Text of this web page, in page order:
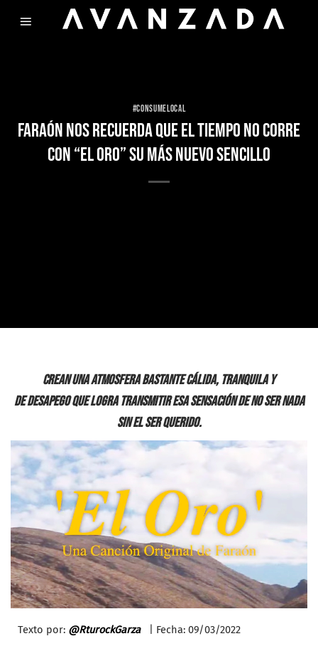
#CONSUMELOCAL
FARAÓN NOS RECUERDA QUE EL TIEMPO NO CORRE
CON “EL ORO” SU MÁS NUEVO SENCILLO
Crean una atmosfera bastante cálida, tranquila y
de desapego que logra transmitir esa sensación de no ser nada
sin el ser querido.
Texto por: @RturockGarza| Fecha: 09/03/2022